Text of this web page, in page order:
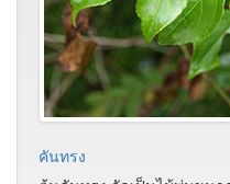
คันทรง